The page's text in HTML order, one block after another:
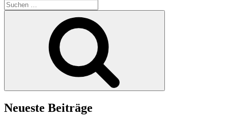
Suchen
nach:
Neueste Beiträge